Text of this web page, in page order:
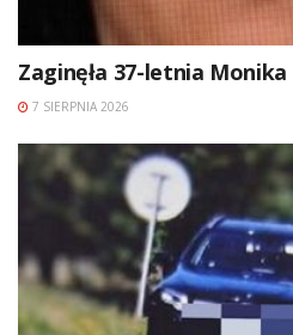
Zaginęła 37-letnia
7 SIERPNIA 2026